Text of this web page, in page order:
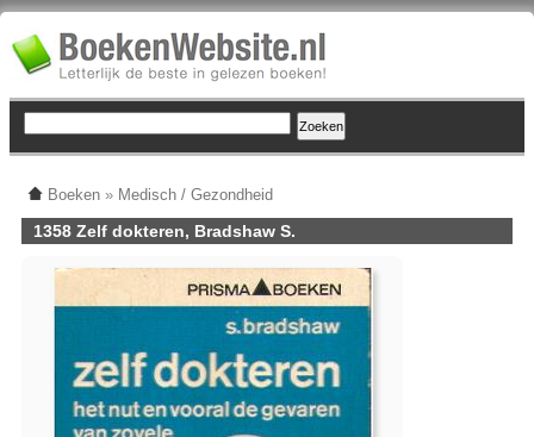
Boeken » Medisch / Gezondheid
1358 Zelf dokteren, Bradshaw S.